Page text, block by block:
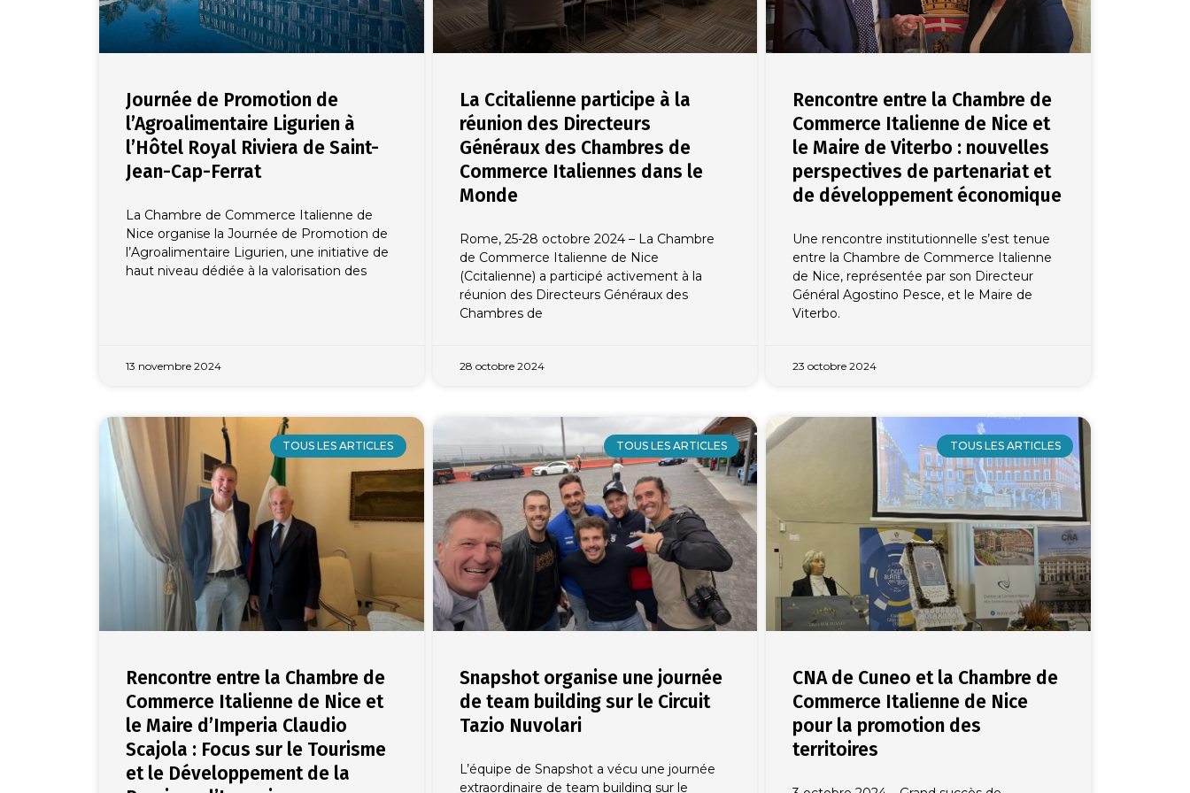
Journée de Promotion de
l’Agroalimentaire Ligurien à
l’Hôtel Royal Riviera de Saint-
Jean-Cap-Ferrat
La Chambre de Commerce Italienne de
Nice organise la Journée de Promotion de
l’Agroalimentaire Ligurien, une initiative de
haut niveau dédiée à la valorisation des
13 novembre 2024
La Ccitalienne participe à la
réunion des Directeurs
Généraux des Chambres de
Commerce Italiennes dans le
Monde
Rome, 25-28 octobre 2024 – La Chambre
de Commerce Italienne de Nice
(Ccitalienne) a participé activement à la
réunion des Directeurs Généraux des
Chambres de
28 octobre 2024
Rencontre entre la Chambre de
Commerce Italienne de Nice et
le Maire de Viterbo : nouvelles
perspectives de partenariat et
de développement économique
Une rencontre institutionnelle s’est tenue
entre la Chambre de Commerce Italienne
de Nice, représentée par son Directeur
Général Agostino Pesce, et le Maire de
Viterbo.
23 octobre 2024
TOUS LES ARTICLES
Rencontre entre la Chambre de
Commerce Italienne de Nice et
le Maire d’Imperia Claudio
Scajola : Focus sur le Tourisme
et le Développement de la
TOUS LES ARTICLES
Snapshot organise une journée
de team building sur le Circuit
Tazio Nuvolari
L’équipe de Snapshot a vécu une journée
extraordinaire de team building sur le
TOUS LES ARTICLES
CNA de Cuneo et la Chambre de
Commerce Italienne de Nice
pour la promotion des
territoires